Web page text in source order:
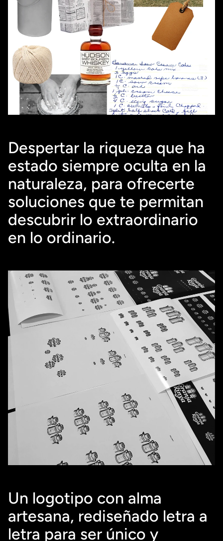
Despertar la riqueza que ha
estado siempre oculta en la
naturaleza, para ofrecerte
soluciones que te permitan
descubrir lo extraordinario
en lo ordinario.
Un logotipo con alma
artesana, rediseñado letra a
letra para ser único y